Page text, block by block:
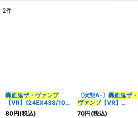
検索キーワードをお願い致します
カテゴリ
2件
轟血鬼ザ・ヴァンプ
【VR】{24EX438/100}
《多》
80円(税込)
〔状態A-〕 轟血鬼ザ・
ヴァンプ【VR】
{24EX438/100}《多》
70円(税込)